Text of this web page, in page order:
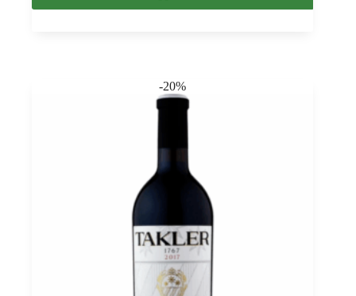
-20%